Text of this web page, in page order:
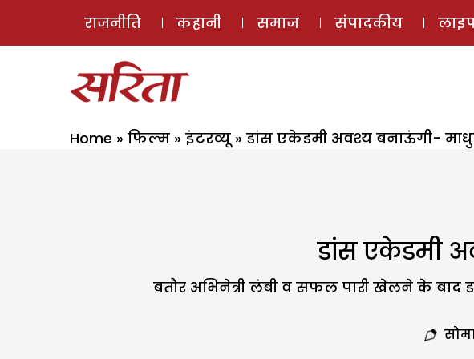
राजनीति कहानी समाज संपादकीय
Home » फिल्म » इंटरव्यू» डांस एकेडमी अवश्य बनाऊंगी-
डांस एकेडमी
बतौर अभिनेत्री लंबी व सफल पारी खेलने के बाद